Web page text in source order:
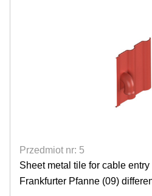
Przedmiot nr: 5
Sheet metal tile for cable entry
Frankfurter Pfanne (09)